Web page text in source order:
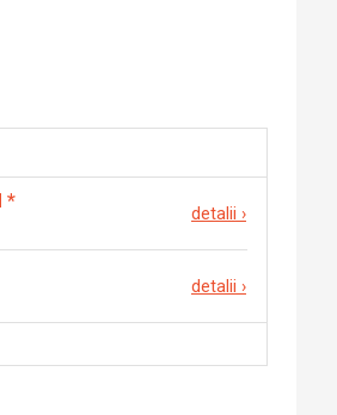
*
detalii ›
detalii ›